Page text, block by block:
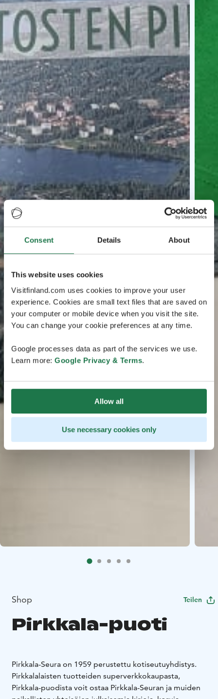
Consent Details About
This website uses cookies
Visitfinland.com uses cookies to improve your user
experience. Cookies are small text files that are saved on
your computer or mobile device when you visit the site.
You can change your cookie preferences at any time.
Google processes data as part of the services we use.
Learn more: Google Privacy & Terms.
Allow all
Use necessary cookies only
Shop Teilen
Pirkkala-puoti
Pirkkala-Seura on 1959 perustettu kotiseutuyhdistys.
Pirkkalalaisten tuotteiden superverkkokaupasta,
Pirkkala-puodista voit ostaa Pirkkala-Seuran ja muiden